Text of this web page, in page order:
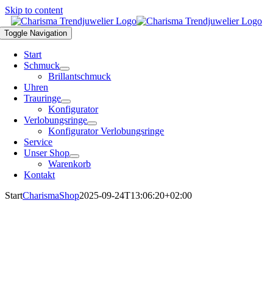
Skip to content
Toggle Navigation
Start
Schmuck
Brillantschmuck
Uhren
Trauringe
Konfigurator
Verlobungsringe
Konfigurator Verlobungsringe
Service
Unser Shop
Warenkorb
Kontakt
StartCharismaShop2025-09-24T13:06:20+02:00